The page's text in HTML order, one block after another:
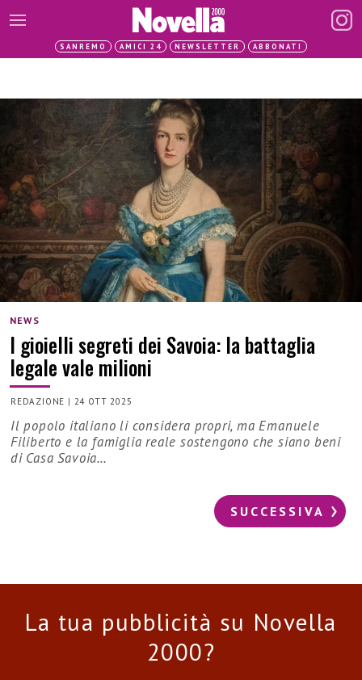
SANREMO AMICI 24 NEWSLETTER ABBONATI
NEWS
I gioielli segreti dei Savoia: la battaglia
legale vale milioni
REDAZIONE | 24 OTT 2025
Il popolo italiano li considera propri, ma Emanuele
Filiberto e la famiglia reale sostengono che siano beni
di Casa Savoia…
SUCCESSIVA
La tua pubblicità su Novella
2000?